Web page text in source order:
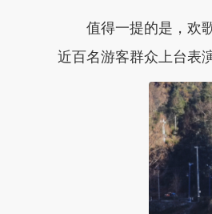
值得一提的是，欢
近百名游客群众 上台表